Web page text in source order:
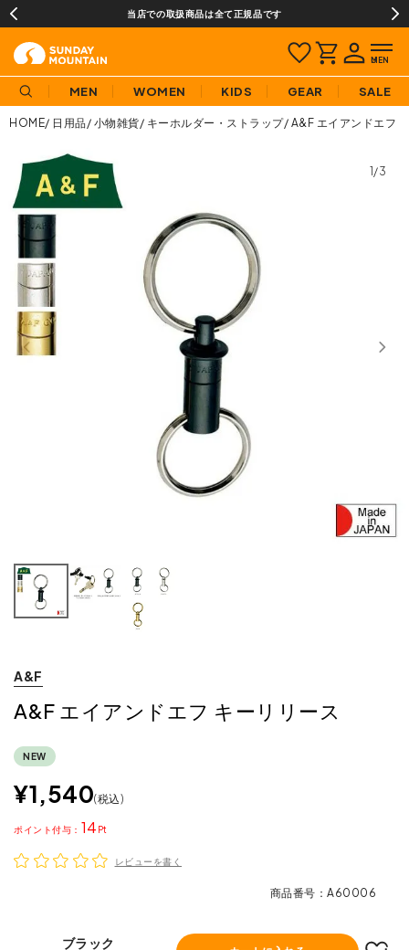
当店での取扱商品は全て正規品です
MEN WOMEN KIDS GEAR SALE
HOME 日用品 小物雑貨 キーホルダー・ストラップ A&F エイアンドエフ
1/3
A&F
A&F エイアンドエフ キーリリース
NEW
¥1,540 税込
14
ポイント
レビューを書く
商品番号 A60006
ブラック